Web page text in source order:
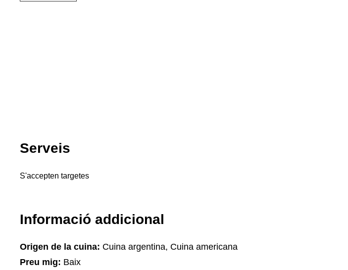
Serveis
S'accepten targetes
Informació addicional
Origen de la cuina: Cuina argentina, Cuina americana
Preu mig: Baix